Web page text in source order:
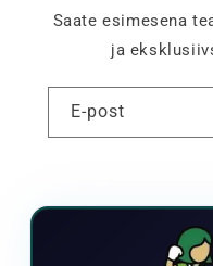
Saate esimesena
ja
E-post